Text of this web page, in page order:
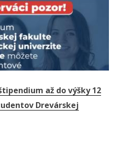
až do výšky 12
Drevárskej